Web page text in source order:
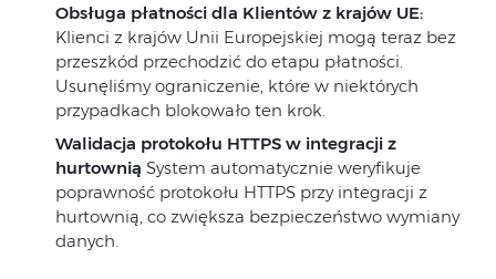
Obsługa płatności dla Klientów z krajów UE:
Klienci z krajów Unii Europejskiej mogą teraz bez
przeszkód przechodzić do etapu płatności.
Usunęliśmy ograniczenie, które w niektórych
przypadkach blokowało ten krok.
Walidacja protokołu HTTPS w integracji z
hurtownią System automatycznie weryfikuje
poprawność protokołu HTTPS przy integracji z
hurtownią, co zwiększa bezpieczeństwo wymiany
danych.